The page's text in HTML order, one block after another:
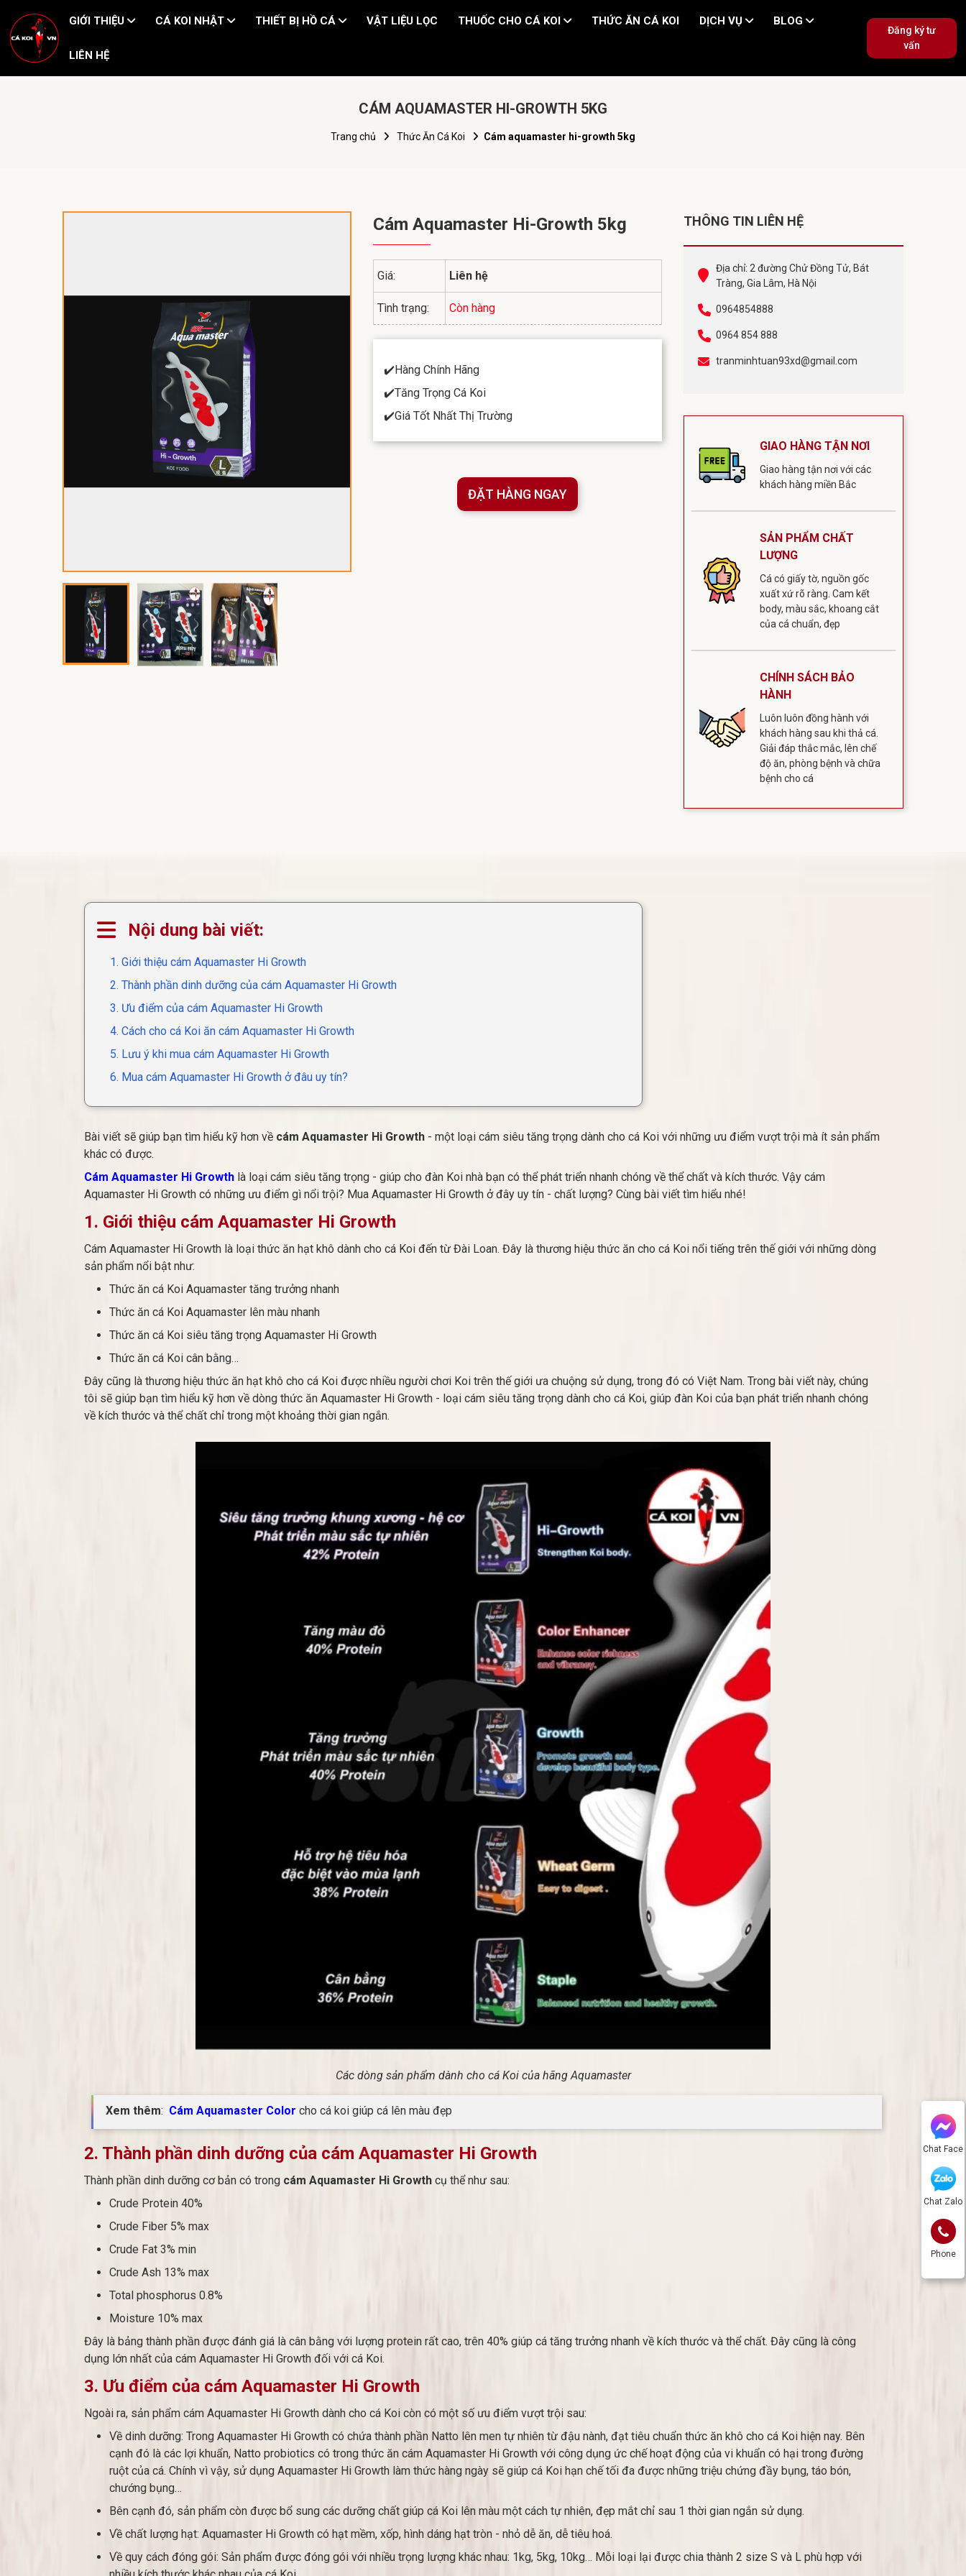
GIỚI THIỆU CÁ KOI NHẬT THIẾT BỊ HỒ CÁ VẬT LIỆU LỌC THUỐC CHO CÁ KOI THỨC ĂN CÁ KOI DỊCH VỤ BLOG
LIÊN HỆ
Đăng ký tư
vấn
Chat Face
Chat Zalo
Phone
CÁM AQUAMASTER HI-GROWTH 5KG
Trang chủ Thức Ăn Cá Koi Cám aquamaster hi-growth 5kg
Cám Aquamaster Hi-Growth 5kg
Giá: Liên hệ
Tình trạng: Còn hàng
✔️Hàng Chính Hãng
✔️Tăng Trọng Cá Koi
✔️Giá Tốt Nhất Thị Trường
ĐẶT HÀNG NGAY
THÔNG TIN LIÊN HỆ
Địa chỉ: 2 đường Chử Đồng Tử, Bát
Tràng, Gia Lâm, Hà Nội
0964854888
0964 854 888
tranminhtuan93xd@gmail.com
GIAO HÀNG TẬN NƠI
Giao hàng tận nơi với các
khách hàng miền Bắc
SẢN PHẨM CHẤT
LƯỢNG
Cá có giấy tờ, nguồn gốc
xuất xứ rõ ràng. Cam kết
body, màu sắc, khoang cắt
của cá chuẩn, đẹp
CHÍNH SÁCH BẢO
HÀNH
Luôn luôn đồng hành với
khách hàng sau khi thả cá.
Giải đáp thắc mắc, lên chế
độ ăn, phòng bệnh và chữa
bệnh cho cá
Nội dung bài viết:
1. Giới thiệu cám Aquamaster Hi Growth
2. Thành phần dinh dưỡng của cám Aquamaster Hi Growth
3. Ưu điểm của cám Aquamaster Hi Growth
4. Cách cho cá Koi ăn cám Aquamaster Hi Growth
5. Lưu ý khi mua cám Aquamaster Hi Growth
6. Mua cám Aquamaster Hi Growth ở đâu uy tín?
Bài viết sẽ giúp bạn tìm hiểu kỹ hơn về cám Aquamaster Hi Growth - một loại cám siêu tăng trọng dành cho cá Koi với những ưu điểm vượt trội mà ít sản phẩm
khác có được.
Cám Aquamaster Hi Growth là loại cám siêu tăng trọng - giúp cho đàn Koi nhà bạn có thể phát triển nhanh chóng về thể chất và kích thước. Vậy cám
Aquamaster Hi Growth có những ưu điểm gì nổi trội? Mua Aquamaster Hi Growth ở đây uy tín - chất lượng? Cùng bài viết tìm hiểu nhé!
1. Giới thiệu cám Aquamaster Hi Growth
Cám Aquamaster Hi Growth là loại thức ăn hạt khô dành cho cá Koi đến từ Đài Loan. Đây là thương hiệu thức ăn cho cá Koi nổi tiếng trên thế giới với những dòng
sản phẩm nổi bật như:
Thức ăn cá Koi Aquamaster tăng trưởng nhanh
Thức ăn cá Koi Aquamaster lên màu nhanh
Thức ăn cá Koi siêu tăng trọng Aquamaster Hi Growth
Thức ăn cá Koi cân bằng…
Đây cũng là thương hiệu thức ăn hạt khô cho cá Koi được nhiều người chơi Koi trên thế giới ưa chuộng sử dụng, trong đó có Việt Nam. Trong bài viết này, chúng
tôi sẽ giúp bạn tìm hiểu kỹ hơn về dòng thức ăn Aquamaster Hi Growth - loại cám siêu tăng trọng dành cho cá Koi, giúp đàn Koi của bạn phát triển nhanh chóng
về kích thước và thể chất chỉ trong một khoảng thời gian ngắn.
Các dòng sản phẩm dành cho cá Koi của hãng Aquamaster
Xem thêm: Cám Aquamaster Color cho cá koi giúp cá lên màu đẹp
2. Thành phần dinh dưỡng của cám Aquamaster Hi Growth
Thành phần dinh dưỡng cơ bản có trong cám Aquamaster Hi Growth cụ thể như sau:
Crude Protein 40%
Crude Fiber 5% max
Crude Fat 3% min
Crude Ash 13% max
Total phosphorus 0.8%
Moisture 10% max
Đây là bảng thành phần được đánh giá là cân bằng với lượng protein rất cao, trên 40% giúp cá tăng trưởng nhanh về kích thước và thể chất. Đây cũng là công
dụng lớn nhất của cám Aquamaster Hi Growth đối với cá Koi.
3. Ưu điểm của cám Aquamaster Hi Growth
Ngoài ra, sản phẩm cám Aquamaster Hi Growth dành cho cá Koi còn có một số ưu điểm vượt trội sau:
Về dinh dưỡng: Trong Aquamaster Hi Growth có chứa thành phần Natto lên men tự nhiên từ đậu nành, đạt tiêu chuẩn thức ăn khô cho cá Koi hiện nay. Bên
cạnh đó là các lợi khuẩn, Natto probiotics có trong thức ăn cám Aquamaster Hi Growth với công dụng ức chế hoạt động của vi khuẩn có hại trong đường
ruột của cá. Chính vì vậy, sử dụng Aquamaster Hi Growth làm thức hàng ngày sẽ giúp cá Koi hạn chế tối đa được những triệu chứng đầy bụng, táo bón,
chướng bụng…
Bên cạnh đó, sản phẩm còn được bổ sung các dưỡng chất giúp cá Koi lên màu một cách tự nhiên, đẹp mắt chỉ sau 1 thời gian ngắn sử dụng.
Về chất lượng hạt: Aquamaster Hi Growth có hạt mềm, xốp, hình dáng hạt tròn - nhỏ dễ ăn, dễ tiêu hoá.
Về quy cách đóng gói: Sản phẩm được đóng gói với nhiều trọng lượng khác nhau: 1kg, 5kg, 10kg… Mỗi loại lại được chia thành 2 size S và L phù hợp với